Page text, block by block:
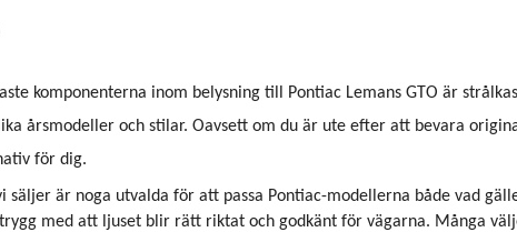
komponenterna inom belysning till Pontiac Lemans GTO är
årsmodeller och stilar. Oavsett om du är ute efter att bevara
för dig.
säljer är noga utvalda för att passa Pontiac-modellerna både vad
med att ljuset blir rätt riktat och godkänt för vägarna. Många